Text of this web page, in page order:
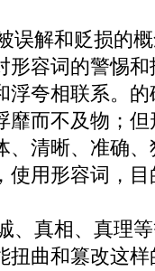
误解和贬损的
形容词的警惕
浮夸相联系。
靡而不及物；
、清晰、准确
使用形容词，
、真相、真理
扭曲和篡改这